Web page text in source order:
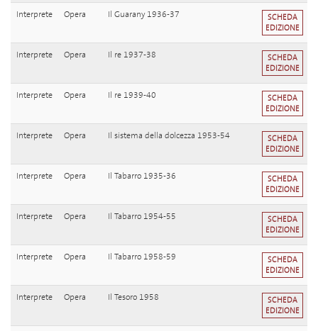
Interprete Opera Il Guarany 1936-37
SCHEDA
EDIZIONE
Interprete Opera Il re 1937-38
SCHEDA
EDIZIONE
Interprete Opera Il re 1939-40
SCHEDA
EDIZIONE
Interprete Opera Il sistema della dolcezza 1953-54
SCHEDA
EDIZIONE
Interprete Opera Il Tabarro 1935-36
SCHEDA
EDIZIONE
Interprete Opera Il Tabarro 1954-55
SCHEDA
EDIZIONE
Interprete Opera Il Tabarro 1958-59
SCHEDA
EDIZIONE
Interprete Opera Il Tesoro 1958
SCHEDA
EDIZIONE